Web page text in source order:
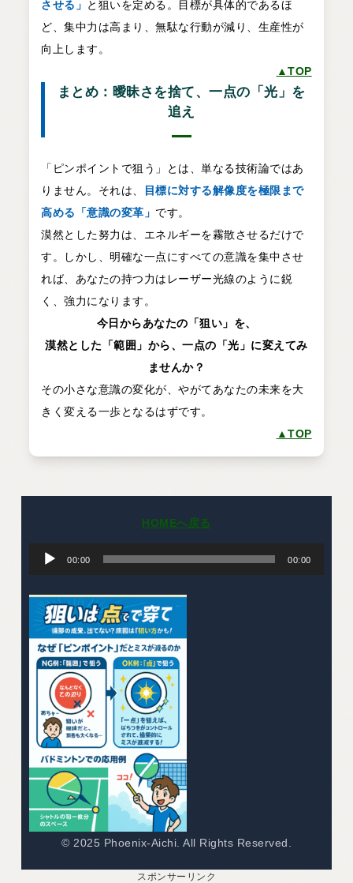
させる」 と狙いを定める。目標が具体的であるほ
ど、集中力は高まり、無駄な行動が減り、生産性が
向上します。
▲TOP
まとめ：曖昧さを捨て、一点の「光」を
追え
「ピンポイントで狙う」とは、単なる技術論ではあ
りません。それは、
目標に対する解像度を極限まで
高める「意識の変革」 です。
漠然とした努力は、エネルギーを霧散させるだけで
す。しかし、明確な一点にすべての意識を集中させ
れば、あなたの持つ力はレーザー光線のように鋭
く、強力になります。
今日からあなたの「狙い」を、
漠然とした「範囲」から、一点の「光」に変えてみ
ませんか？
その小さな意識の変化が、やがてあなたの未来を大
きく変える一歩となるはずです。
▲TOP
HOMEへ戻る
音
声
プ
ー
ー
00:00 00:00
© 2025 Phoenix-Aichi. All Rights Reserved.
スポンサーリンク